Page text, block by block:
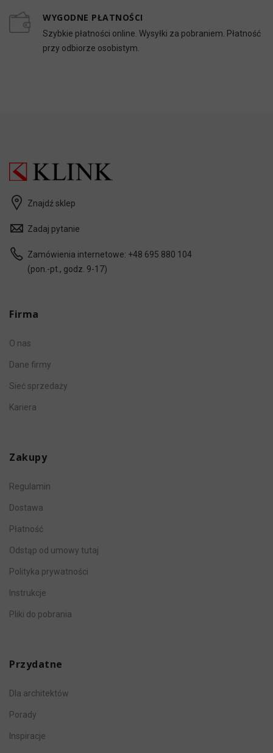
WYGODNE PŁATNOŚCI
Szybkie płatności online. Wysyłki za pobraniem. Płatność
przy odbiorze osobistym.
Znajdź sklep
Zadaj pytanie
Zamówienia internetowe: +48 695 880 104
(pon.-pt., godz. 9-17)
Firma
O nas
Dane firmy
Sieć sprzedaży
Kariera
Zakupy
Regulamin
Dostawa
Płatność
Odstąp od umowy tutaj
Polityka prywatności
Instrukcje
Pliki do pobrania
Przydatne
Dla architektów
Porady
Inspiracje